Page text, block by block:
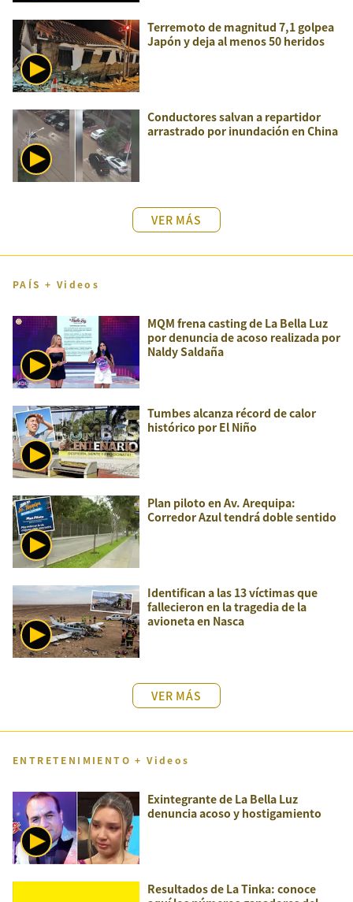
Terremoto de magnitud 7,1 golpea
Japón y deja al menos 50 heridos
Conductores salvan a repartidor
arrastrado por inundación en China
VER MÁS
PAÍS + Videos
MQM frena casting de La Bella Luz
por denuncia de acoso realizada por
Naldy Saldaña
Tumbes alcanza récord de calor
histórico por El Niño
Plan piloto en Av. Arequipa:
Corredor Azul tendrá doble sentido
Identifican a las 13 víctimas que
fallecieron en la tragedia de la
avioneta en Nasca
VER MÁS
ENTRETENIMIENTO + Videos
Exintegrante de La Bella Luz
denuncia acoso y hostigamiento
Resultados de La Tinka: conoce